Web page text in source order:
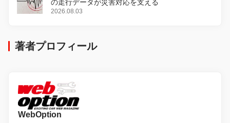
の走行データが災害対応を支える
2026.08.03
著者プロフィール
WebOption